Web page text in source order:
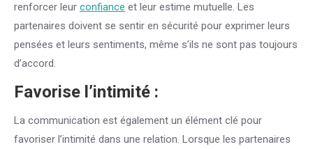
renforcer leur confiance et leur estime mutuelle. Les
partenaires doivent se sentir en sécurité pour exprimer leurs
pensées et leurs sentiments, même s’ils ne sont pas toujours
d’accord.
Favorise l’intimité :
La communication est également un élément clé pour
favoriser l’intimité dans une relation. Lorsque les partenaires